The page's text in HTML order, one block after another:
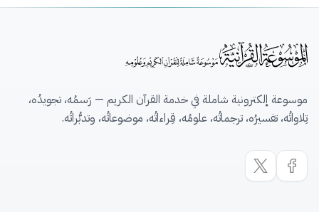
موسوعة إلكترونية شاملة في خدمة القرآن الكريم — رَسمُه، تجويدُه،
تِلاواتُه، تفسيرُه، ترجماتُه، علومُه، قِراءاتُه، موضوعاتُه، وتدبُّراتُه.